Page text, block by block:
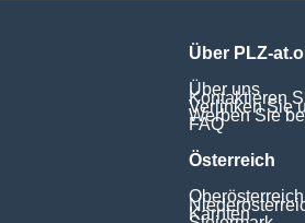
Über PLZ-
Über uns
Kontaktieren
Verlinken Sie
Werben Sie
FAQ
Österreich
Oberösterreich
Kärnten